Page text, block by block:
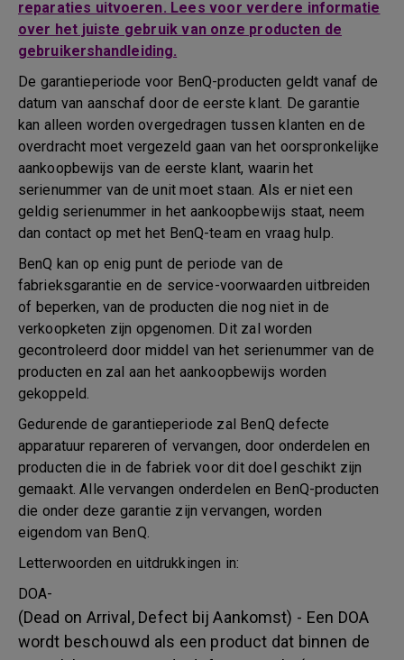
reparaties uitvoeren. Lees voor verdere informatie
over het juiste gebruik van onze producten de
gebruikershandleiding.
De garantieperiode voor BenQ-producten geldt vanaf de
datum van aanschaf door de eerste klant. De garantie
kan alleen worden overgedragen tussen klanten en de
overdracht moet vergezeld gaan van het oorspronkelijke
aankoopbewijs van de eerste klant, waarin het
serienummer van de unit moet staan. Als er niet een
geldig serienummer in het aankoopbewijs staat, neem
dan contact op met het BenQ-team en vraag hulp.
BenQ kan op enig punt de periode van de
fabrieksgarantie en de service-voorwaarden uitbreiden
of beperken, van de producten die nog niet in de
verkoopketen zijn opgenomen. Dit zal worden
gecontroleerd door middel van het serienummer van de
producten en zal aan het aankoopbewijs worden
gekoppeld.
Gedurende de garantieperiode zal BenQ defecte
apparatuur repareren of vervangen, door onderdelen en
producten die in de fabriek voor dit doel geschikt zijn
gemaakt. Alle vervangen onderdelen en BenQ-producten
die onder deze garantie zijn vervangen, worden
eigendom van BenQ.
Letterwoorden en uitdrukkingen in:
DOA-
(Dead on Arrival, Defect bij Aankomst) - Een DOA
wordt beschouwd als een product dat binnen de